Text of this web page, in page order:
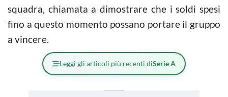
squadra, chiamata a dimostrare che i soldi spesi
fino a questo momento possano portare il gruppo
a vincere.
Leggi gli articoli più recenti diSerie A